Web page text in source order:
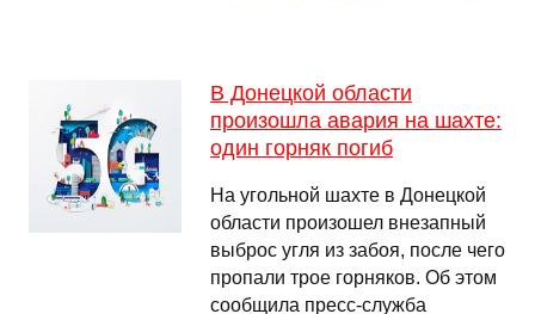
В Донецкой области
произошла авария на шахте:
один горняк погиб
На угольной шахте в Донецкой
области произошел внезапный
выброс угля из забоя, после чего
пропали трое горняков. Об этом
сообщила пресс-служба